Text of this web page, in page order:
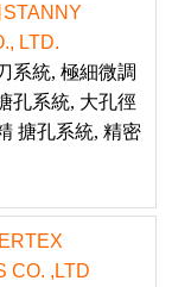
LTD.
系統, 極細微調
孔系統, 大孔徑
搪孔系統, 精密
CO. ,LTD